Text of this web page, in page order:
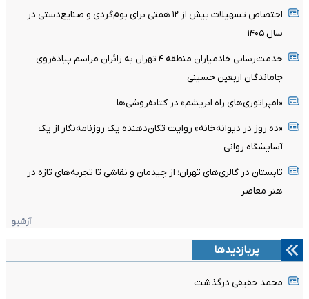
اختصاص تسهیلات بیش از ۱۲ همتی برای بوم‌گردی و صنایع‌دستی در
سال ۱۴۰۵
خدمت‌رسانی خادمیاران منطقه ۴ تهران به زائران مراسم پیاده‌روی
جاماندگان اربعین حسینی
«امپراتوری‌های راه ابریشم» در کتابفروشی‌ها
«ده روز در دیوانه‌خانه» روایت تکان‌دهنده یک روزنامه‌نگار از یک
آسایشگاه روانی
تابستان در گالری‌های تهران؛ از چیدمان و نقاشی تا تجربه‌های تازه در
هنر معاصر
آرشیو
پربازدیدها
محمد حقیقی درگذشت